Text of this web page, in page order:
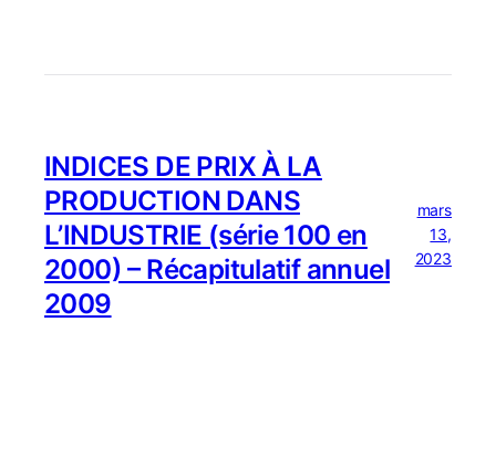
INDICES DE PRIX À LA
PRODUCTION DANS
L’INDUSTRIE (série 100 en
2000) – Récapitulatif annuel
2009
mars
13,
2023